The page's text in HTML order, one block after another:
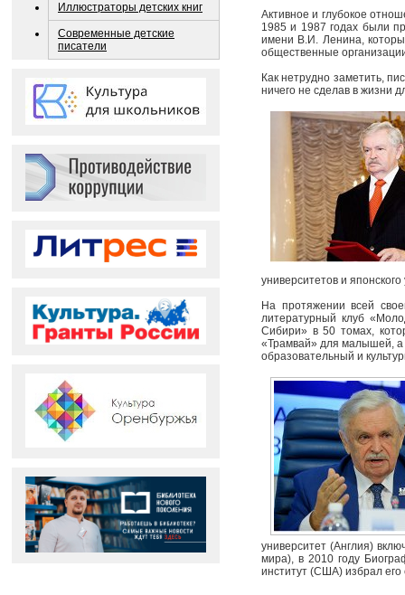
Иллюстраторы детских книг
Современные детские
писатели
Активное и глубокое
1985 и 1987 годах были
имени В.И. Ленина,
общественные
Как нетрудно заметить,
ничего не сделав в жизни
университетов и
На протяжении всей
литературный клуб
Сибири» в 50 томах,
«Трамвай» для малышей, а
образовательный и
университет (Англия)
мира), в 2010 году
институт (США) избрал